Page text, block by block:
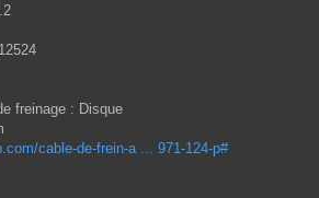
freinage : Disque
cable-de-frein-a ... 971-124-p#